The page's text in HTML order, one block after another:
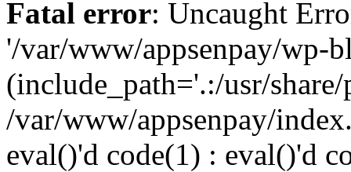
Fatal error: Uncaught
'/var/www/appsenpay/wp-
(include_path='.:/usr/
/var/www/appsenpay/
eval()'d code(1) : eval()'d